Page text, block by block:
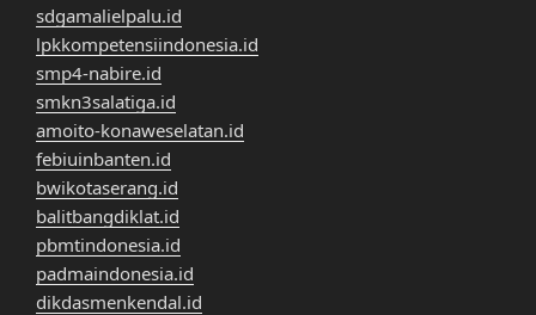
sdgamalielpalu.id
lpkkompetensiindonesia.id
smp4-nabire.id
smkn3salatiga.id
amoito-konaweselatan.id
febiuinbanten.id
bwikotaserang.id
balitbangdiklat.id
pbmtindonesia.id
padmaindonesia.id
dikdasmenkendal.id